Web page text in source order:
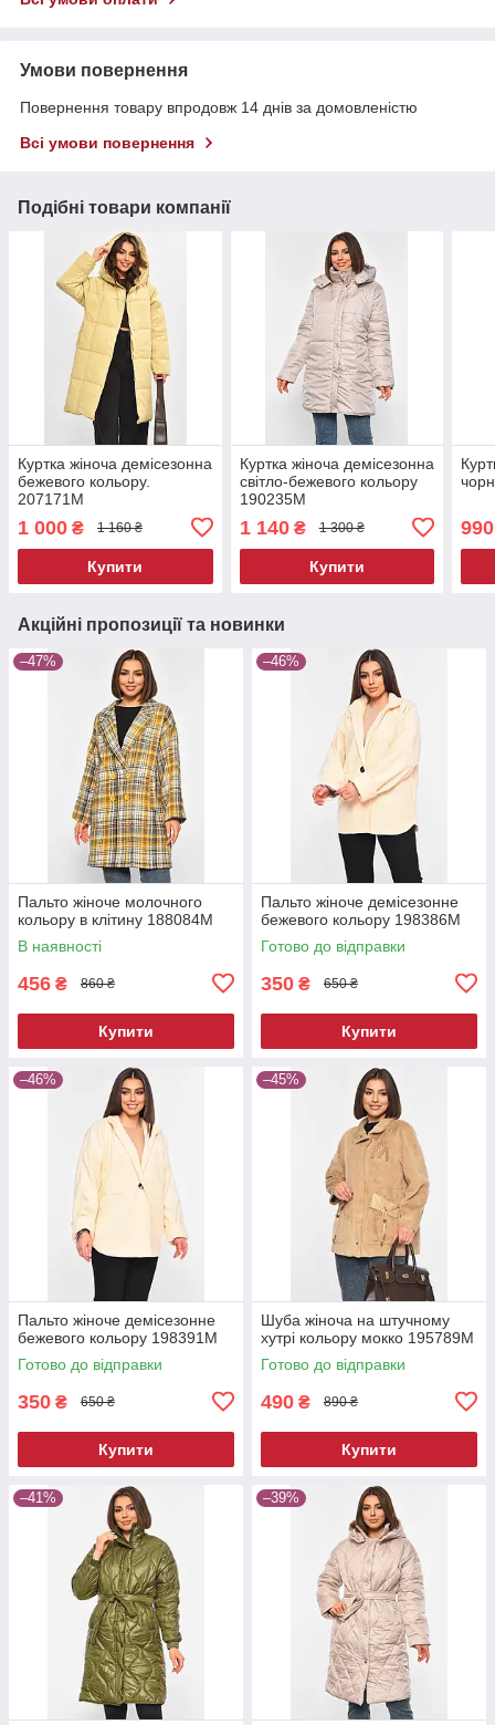
Умови повернення
Повернення товару впродовж 14 днів за домовленістю
Всі умови повернення
Подібні товари компанії
Куртка жіноча демісезонна
бежевого кольору.
207171M
1 000 ₴ 1 160 ₴
Купити
Куртка жіноча демісезонна
світло-бежевого кольору
190235M
1 140₴ 1 300 ₴
Купити
990
Акційні пропозиції та новинки
–47%
Пальто жіноче молочного
кольору в клітину 188084M
В наявності
456 ₴ 860 ₴
Купити
–46%
Пальто жіноче демісезонне
бежевого кольору 198386M
Готово до відправки
350 ₴ 650 ₴
Купити
–46%
Пальто жіноче демісезонне
бежевого кольору 198391M
Готово до відправки
350 ₴ 650 ₴
Купити
–45%
Шуба жіноча на штучному
хутрі кольору мокко 195789M
Готово до відправки
490 ₴ 890 ₴
Купити
–41% –39%